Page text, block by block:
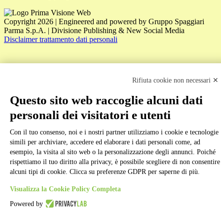
Copyright 2026 | Engineered and powered by Gruppo Spaggiari
Parma S.p.A. | Divisione Publishing & New Social Media
Disclaimer trattamento dati personali
Back to top
Rifiuta cookie non necessari ✕
Questo sito web raccoglie alcuni dati
personali dei visitatori e utenti
Con il tuo consenso, noi e i nostri partner utilizziamo i cookie e tecnologie
simili per archiviare, accedere ed elaborare i dati personali come, ad
esempio, la visita al sito web o la personalizzazione degli annunci. Poiché
rispettiamo il tuo diritto alla privacy, è possibile scegliere di non consentire
alcuni tipi di cookie. Clicca su preferenze GDPR per saperne di più.
Visualizza la Cookie Policy Completa
Powered by